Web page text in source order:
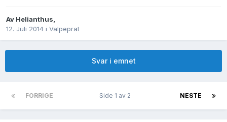
Av Helianthus,
12. Juli 2014 i Valpeprat
Svar i emnet
FORRIGE NESTE
Side 1 av 2